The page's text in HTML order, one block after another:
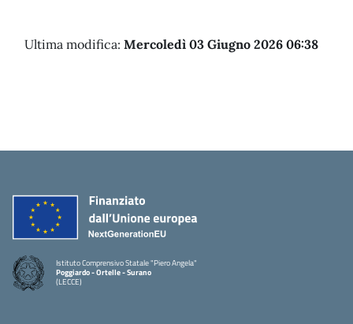
Ultima modifica: Mercoledì 03 Giugno 2026 06:38
Istituto Comprensivo Statale "Piero Angela"
Poggiardo - Ortelle - Surano
(LECCE)